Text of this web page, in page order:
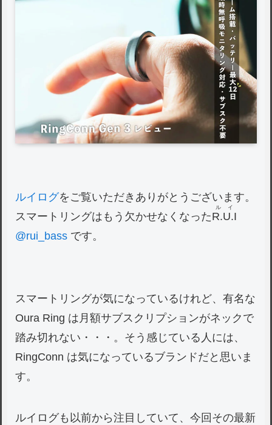
ルイログをご覧いただきありがとうございます。
スマートリングはもう欠かせなくなったR.U.I
ルイ
@rui_bass です。
スマートリングが気になっているけれど、有名な
Oura Ring は月額サブスクリプションがネックで
踏み切れない・・・。そう感じている人には、
RingConn は気になっているブランドだと思いま
す。
ルイログも以前から注目していて、今回その最新